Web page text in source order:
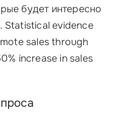
будет интересно
Statistical evidence
sales through
increase in sales